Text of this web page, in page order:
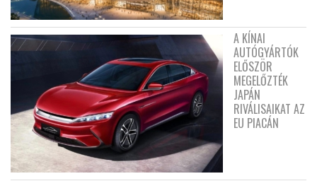
A KÍNAI
AUTÓGYÁRTÓK
ELŐSZÖR
MEGELŐZTÉK
JAPÁN
RIVÁLISAIKAT AZ
EU PIACÁN